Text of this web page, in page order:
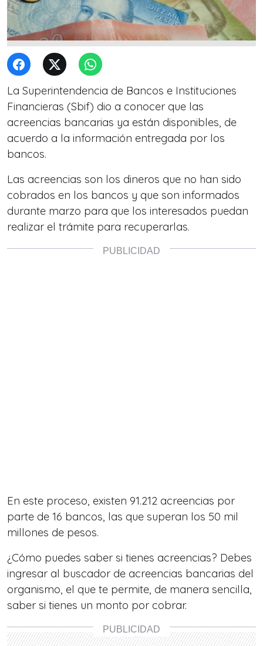
La Superintendencia de Bancos e Instituciones
Financieras (Sbif) dio a conocer que las
acreencias bancarias ya están disponibles, de
acuerdo a la información entregada por los
bancos.
Las acreencias son los dineros que no han sido
cobrados en los bancos y que son informados
durante marzo para que los interesados puedan
realizar el trámite para recuperarlas.
En este proceso, existen 91.212 acreencias por
parte de 16 bancos, las que superan los 50 mil
millones de pesos.
¿Cómo puedes saber si tienes acreencias? Debes
ingresar al buscador de acreencias bancarias del
organismo, el que te permite, de manera sencilla,
saber si tienes un monto por cobrar.